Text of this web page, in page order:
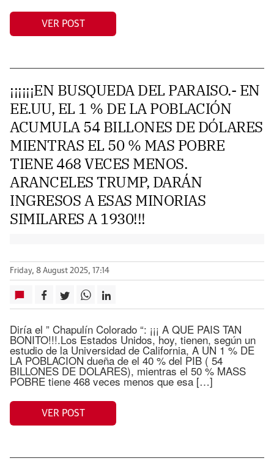
VER POST
¡¡¡¡¡¡EN BUSQUEDA DEL PARAISO.- EN
EE.UU, EL 1 % DE LA POBLACIÓN
ACUMULA 54 BILLONES DE DÓLARES
MIENTRAS EL 50 % MAS POBRE
TIENE 468 VECES MENOS.
ARANCELES TRUMP, DARÁN
INGRESOS A ESAS MINORIAS
SIMILARES A 1930!!!
Friday, 8 August 2025, 17:14
Diría el ” Chapulín Colorado “: ¡¡¡ A QUE PAIS TAN
BONITO!!!.Los Estados Unidos, hoy, tienen, según un
estudio de la Universidad de California, A UN 1 % DE
LA POBLACION dueña de el 40 % del PIB ( 54
BILLONES DE DOLARES), mientras el 50 % MASS
POBRE tiene 468 veces menos que esa […]
VER POST